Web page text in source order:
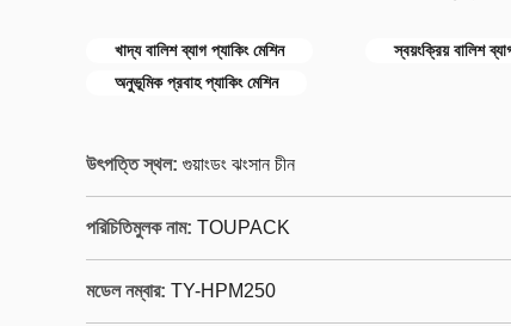
খাদ্য বালিশ ব্যাগ প্যাকিং মেশিন
স্বয়ংক্রিয় বালিশ
অনুভূমিক প্রবাহ প্যাকিং মেশিন
উৎপত্তি স্থল: গুয়াংডং ঝংসান চীন
পরিচিতিমুলক নাম: TOUPACK
মডেল নম্বার: TY-HPM250